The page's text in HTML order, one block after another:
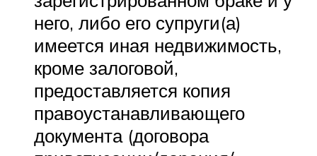
него, либо его супруги(а)
имеется иная недвижимость,
кроме залоговой,
предоставляется копия
правоустанавливающего
документа (договора